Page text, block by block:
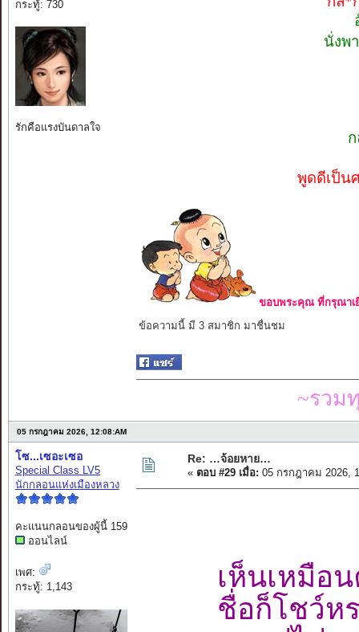
กระทู้: 730
รักคือแรงบันดาลใจ
นั่งพ
พูดดีเป็น
ขอบพระคุณ ที่กรุณาเ
ข้อความนี้ มี 3 สมาชิก มาชื่นชม
~รวม
05 กรกฎาคม 2026, 12:08:AM
โซ...เซอะเซอ
Special Class LV5
นักกลอนแห่งเมืองหลวง
คะแนนกลอนของผู้นี้ 159
ออนไลน์
เพศ:
กระทู้: 1,143
Re: …จ้อยหาย…
« ตอบ #29 เมื่อ: 05 กรกฎาคม 2026,
เห็นเหมือ
ชื่อก็โชว์ห